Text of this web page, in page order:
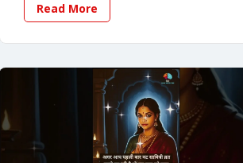
Read More